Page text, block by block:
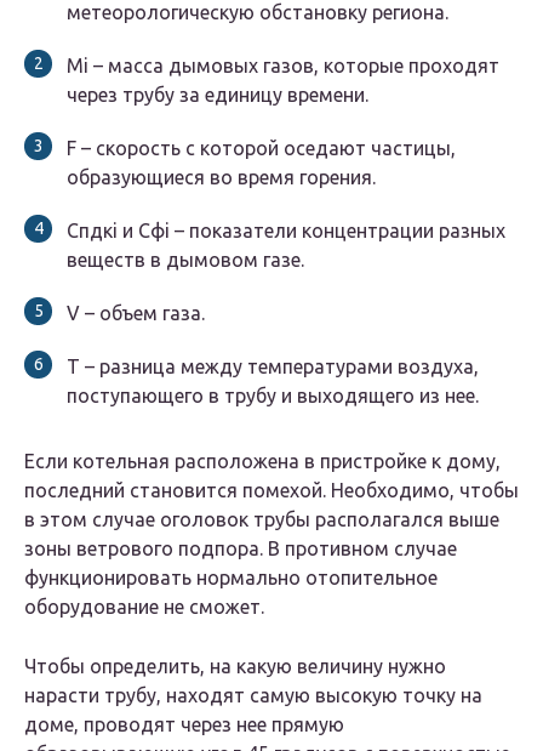
метеорологическую обстановку региона.
Мi – масса дымовых газов, которые проходят
через трубу за единицу времени.
F – скорость с которой оседают частицы,
образующиеся во время горения.
Спдкi и Сфi – показатели концентрации разных
веществ в дымовом газе.
V – объем газа.
T – разница между температурами воздуха,
поступающего в трубу и выходящего из нее.
Если котельная расположена в пристройке к дому,
последний становится помехой. Необходимо, чтобы
в этом случае оголовок трубы располагался выше
зоны ветрового подпора. В противном случае
функционировать нормально отопительное
оборудование не сможет.
Чтобы определить, на какую величину нужно
нарасти трубу, находят самую высокую точку на
доме, проводят через нее прямую